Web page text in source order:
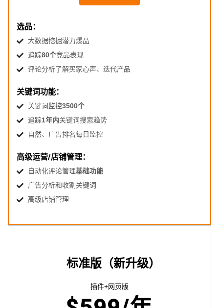
选品：
大数据挖掘潜力爆品
追踪80个竞品表现
评论分析了解买家心声、迭代产品
关键词功能：
关键词监控3500个
追踪1年内关键词搜索趋势
自然、广告排名每日监控
高级运营/店铺管理：
自动化评论管理基础功能
广告分析和收割关键词
高级店铺管理
标准版（新升级）
插件+网页版